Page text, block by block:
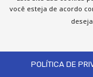
POLÍTICA DE
você esteja de acordo